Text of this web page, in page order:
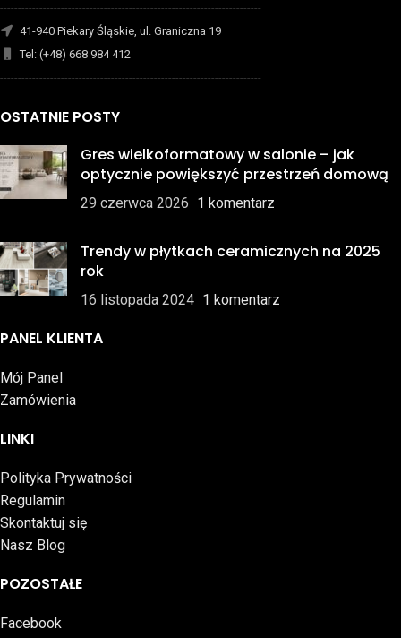
-------------------------------------------------------------------------
41-940 Piekary Śląskie, ul. Graniczna 19
Tel: (+48) 668 984 412
-------------------------------------------------------------------------
OSTATNIE POSTY
Gres wielkoformatowy w salonie – jak
optycznie powiększyć przestrzeń domową
29 czerwca 2026 1 komentarz
Trendy w płytkach ceramicznych na 2025
rok
16 listopada 2024 1 komentarz
PANEL KLIENTA
Mój Panel
Zamówienia
LINKI
Polityka Prywatności
Regulamin
Skontaktuj się
Nasz Blog
POZOSTAŁE
Facebook